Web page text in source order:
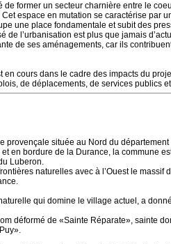
de former un secteur charnière entre le
espace en mutation se caractérise par
une place fondamentale et subit des
de l’urbanisation est plus que jamais
de ses aménagements, car ils
en cours dans le cadre des impacts du
de déplacements, de services publics
provençale située au Nord du
en bordure de la Durance, la commune
Luberon.
naturelles avec à l’Ouest le massif
qui domine le village actuel, a
déformé de «Sainte Réparate», sainte